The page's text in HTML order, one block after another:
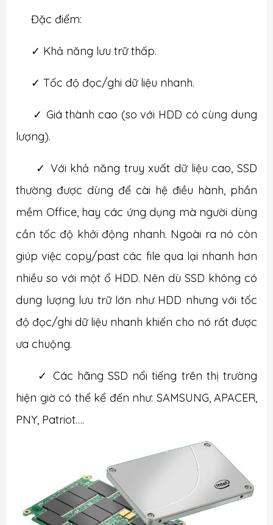
Đặc điểm:
✓ Khả năng lưu trữ thấp.
✓ Tốc độ đọc/ghi dữ liệu nhanh.
✓ Giá thành cao (so với HDD có cùng dung
lượng).
✓ Với khả năng truy xuất dữ liệu cao, SSD
thường được dùng để cài hệ điều hành, phần
mềm Office, hay các ứng dụng mà người dùng
cần tốc độ khởi động nhanh. Ngoài ra nó còn
giúp việc copy/past các file qua lại nhanh hơn
nhiều so với một ổ HDD. Nên dù SSD không có
dung lượng lưu trữ lớn như HDD nhưng với tốc
độ đọc/ghi dữ liệu nhanh khiến cho nó rất được
ưa chuộng.
✓ Các hãng SSD nổi tiếng trên thị trường
hiện giờ có thể kể đến như: SAMSUNG, APACER,
PNY, Patriot….